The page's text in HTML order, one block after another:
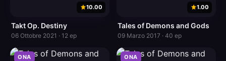
10.00
Takt Op. Destiny
06 Ottobre 2021 · 12 ep
1.00
Tales of Demons and Gods
09 Marzo 2017 · 40 ep
ONA ONA